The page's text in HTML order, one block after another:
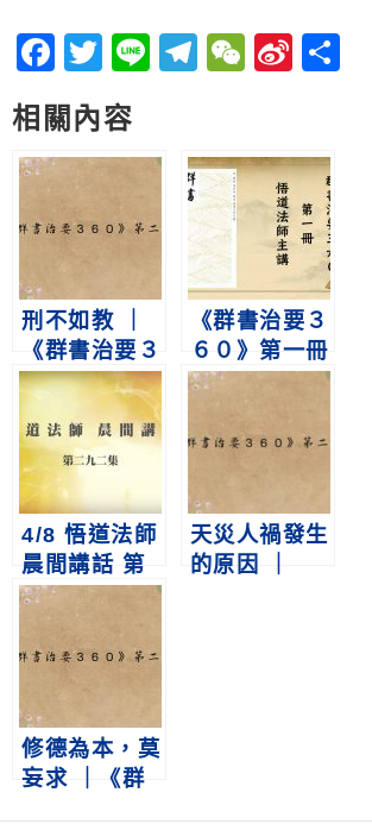
Facebook
Twitter
LineTelegram
WeChat
Sina
相關內容
刑不如教 ｜
《群書治要３
６０》第二冊
第232集
《群書治要３
６０》第一冊
第292集｜ 勤
儉不浪費
4/8 悟道法師
晨間講話 第
292集｜如何
培養感恩的心
天災人禍發生
的原因 ｜
修德為本，莫
妄求 ｜《群